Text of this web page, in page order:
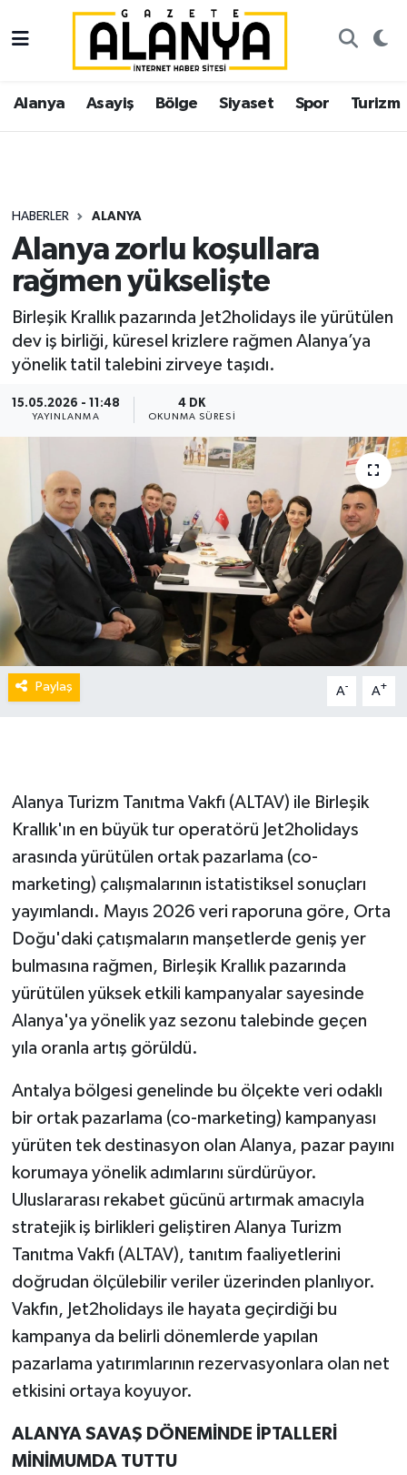
Alanya Asayiş Bölge Siyaset Spor Turizm
HABERLER ALANYA
Alanya zorlu koşullara
rağmen yükselişte
Birleşik Krallık pazarında Jet2holidays ile yürütülen
dev iş birliği, küresel krizlere rağmen Alanya’ya
yönelik tatil talebini zirveye taşıdı.
15.05.2026 - 11:48
YAYINLANMA
4 DK
OKUNMA SÜRESI
Paylaş A- A+
Alanya Turizm Tanıtma Vakfı (ALTAV) ile Birleşik
Krallık'ın en büyük tur operatörü Jet2holidays
arasında yürütülen ortak pazarlama (co-
marketing) çalışmalarının istatistiksel sonuçları
yayımlandı. Mayıs 2026 veri raporuna göre, Orta
Doğu'daki çatışmaların manşetlerde geniş yer
bulmasına rağmen, Birleşik Krallık pazarında
yürütülen yüksek etkili kampanyalar sayesinde
Alanya'ya yönelik yaz sezonu talebinde geçen
yıla oranla artış görüldü.
Antalya bölgesi genelinde bu ölçekte veri odaklı
bir ortak pazarlama (co-marketing) kampanyası
yürüten tek destinasyon olan Alanya, pazar payını
korumaya yönelik adımlarını sürdürüyor.
Uluslararası rekabet gücünü artırmak amacıyla
stratejik iş birlikleri geliştiren Alanya Turizm
Tanıtma Vakfı (ALTAV), tanıtım faaliyetlerini
doğrudan ölçülebilir veriler üzerinden planlıyor.
Vakfın, Jet2holidays ile hayata geçirdiği bu
kampanya da belirli dönemlerde yapılan
pazarlama yatırımlarının rezervasyonlara olan net
etkisini ortaya koyuyor.
ALANYA SAVAŞ DÖNEMİNDE İPTALLERİ
MİNİMUMDA TUTTU
Alanya
Asayiş
Siyaset
Spor
Turizm
Ekonomi
İstanbul Nöbetçi Eczaneler
İstanbul Hava Durumu
Süper Lig Puan Durumu ve Fikstür
Tüm Manşetler
Son Dakika Haberleri
Haber Arşivi